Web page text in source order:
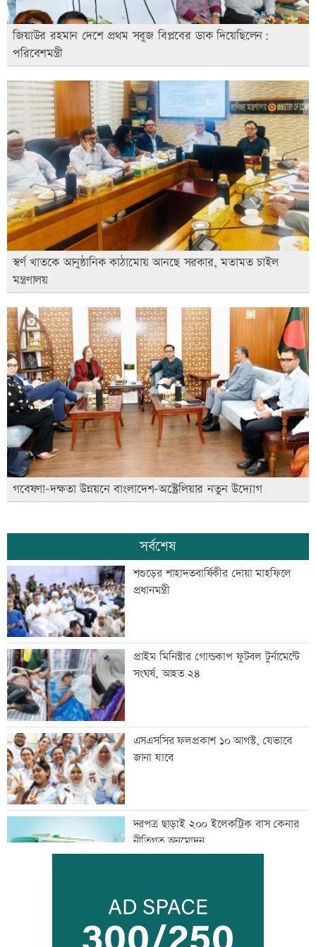
জিয়াউর রহমান দেশে প্রথম সবুজ বিপ্লবের ডাক দিয়েছিলেন:
পরিবেশমন্ত্রী
স্বর্ণ খাতকে আনুষ্ঠানিক কাঠামোয় আনছে সরকার, মতামত চাইল
মন্ত্রণালয়
গবেষণা-দক্ষতা উন্নয়নে বাংলাদেশ-অস্ট্রেলিয়ার নতুন উদ্যোগ
সর্বশেষ
শশুড়ের শাহাদতবার্ষিকীর দোয়া মাহফিলে
প্রধানমন্ত্রী
প্রাইম মিনিস্টার গোল্ডকাপ ফুটবল টুর্নামেন্টে
সংঘর্ষ, আহত ২৪
এসএসসির ফলপ্রকাশ ১০ আগস্ট, যেভাবে
জানা যাবে
দরপত্র ছাড়াই ২০০ ইলেকট্রিক বাস কেনার
নীতিগত অনুমোদন
তনু হত্যার আসামি সাবেক সেনাসদস্য
হাফিজুরকে আত্মসমর্পণের নির্দেশ